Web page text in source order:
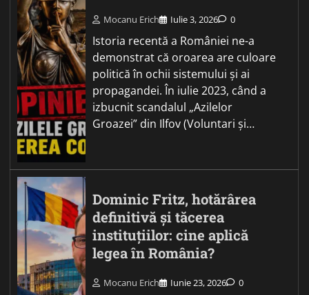
Mocanu Erich Iulie 3, 2026 0
Istoria recentă a României ne-a
demonstrat că oroarea are culoare
politică în ochii sistemului și ai
propagandei. În iulie 2023, când a
izbucnit scandalul „Azilelor
Groazei” din Ilfov (Voluntari și…
Dominic Fritz, hotărârea
definitivă și tăcerea
instituțiilor: cine aplică
legea în România?
Mocanu Erich Iunie 23, 2026 0